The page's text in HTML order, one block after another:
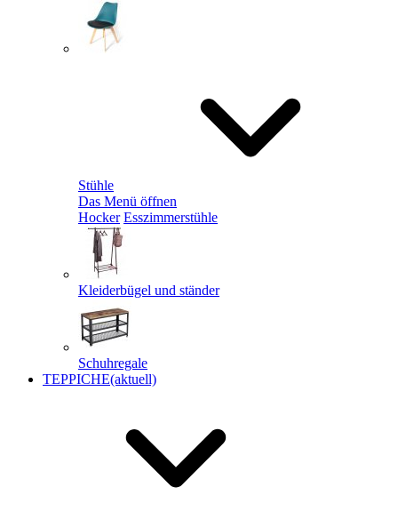
Stühle
Das Menü öffnen
Hocker Esszimmerstühle
Kleiderbügel und ständer
Schuhregale
TEPPICHE(aktuell)